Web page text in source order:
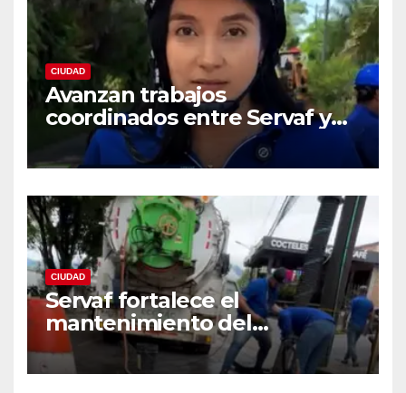
CIUDAD
Avanzan trabajos
coordinados entre Servaf y
las obras de la doble calzada
en Florencia.
CIUDAD
Servaf fortalece el
mantenimiento del
alcantarillado en Florencia
con equipo Vactor.